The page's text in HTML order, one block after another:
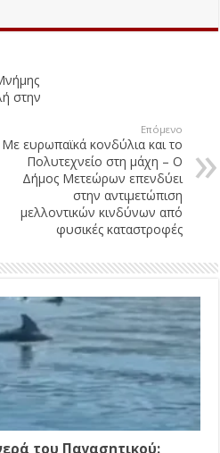
στην
Επόμενο
Με ευρωπαϊκά κονδύλια και το
Πολυτεχνείο στη μάχη – Ο
Δήμος Μετεώρων επενδύει
στην αντιμετώπιση
μελλοντικών κινδύνων από
φυσικές καταστροφές
του Παγασητικού: